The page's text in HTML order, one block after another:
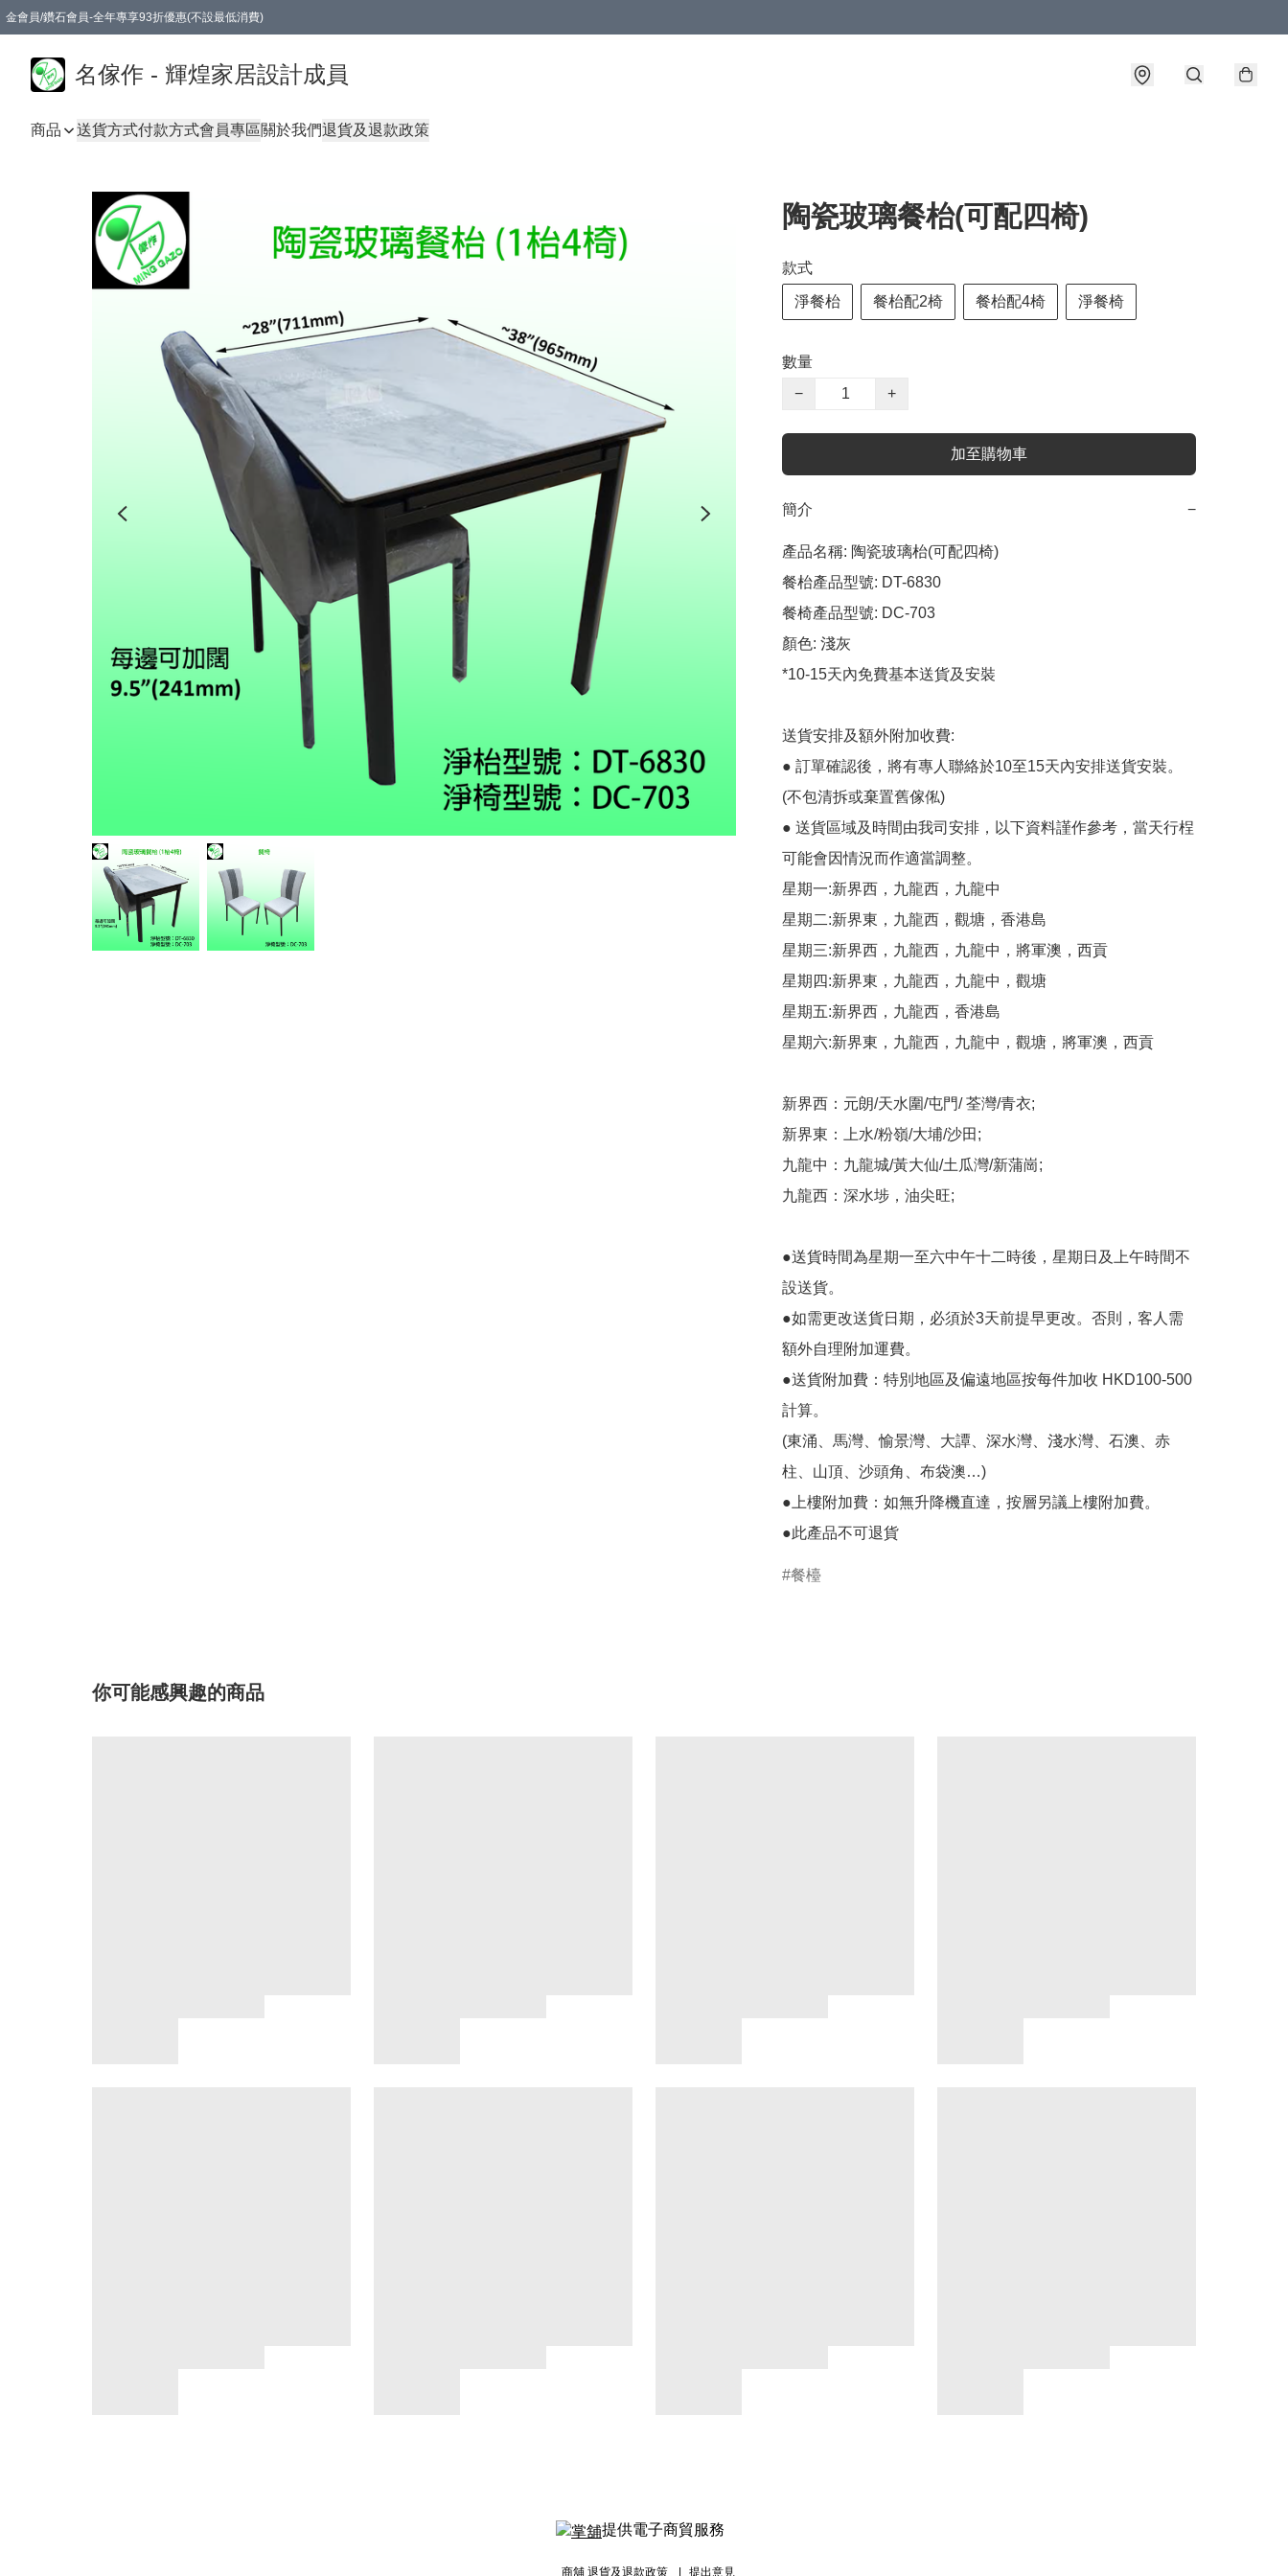
金會員/鑽石會員-全年專享93折優惠(不設最低消費)
名傢作 - 輝煌家居設計成員
商品 送貨方式付款方式會員專區關於我們退貨及退款政策
陶瓷玻璃餐枱(可配四椅)
款式
淨餐枱 餐枱配2椅 餐枱配4椅 淨餐椅
數量
−
+
加至購物車
簡介 −
產品名稱: 陶瓷玻璃枱(可配四椅)
餐枱產品型號: DT-6830
餐椅產品型號: DC-703
顏色: 淺灰
*10-15天內免費基本送貨及安裝
送貨安排及額外附加收費:
● 訂單確認後，將有專人聯絡於10至15天內安排送貨安裝。
(不包清拆或棄置舊傢俬)
● 送貨區域及時間由我司安排，以下資料謹作參考，當天行桯
可能會因情況而作適當調整。
星期一:新界西，九龍西，九龍中
星期二:新界東，九龍西，觀塘，香港島
星期三:新界西，九龍西，九龍中，將軍澳，西貢
星期四:新界東，九龍西，九龍中，觀塘
星期五:新界西，九龍西，香港島
星期六:新界東，九龍西，九龍中，觀塘，將軍澳，西貢
新界西：元朗/天水圍/屯門/ 荃灣/青衣;
新界東：上水/粉嶺/大埔/沙田;
九龍中：九龍城/黃大仙/土瓜灣/新蒲崗;
九龍西：深水埗，油尖旺;
●送貨時間為星期一至六中午十二時後，星期日及上午時間不
設送貨。
●如需更改送貨日期，必須於3天前提早更改。否則，客人需
額外自理附加運費。
●送貨附加費：特別地區及偏遠地區按每件加收 HKD100-500
計算。
(東涌、馬灣、愉景灣、大譚、深水灣、淺水灣、石澳、赤
柱、山頂、沙頭角、布袋澳…)
●上樓附加費：如無升降機直達，按層另議上樓附加費。
●此產品不可退貨
餐檯
你可能感興趣的商品
提供電子商貿服務
商舖 退貨及退款政策 提出意見